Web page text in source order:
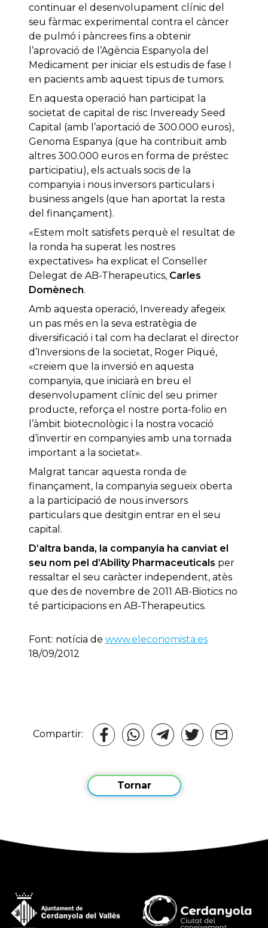
continuar el desenvolupament clínic del
seu fàrmac experimental contra el càncer
de pulmó i pàncrees fins a obtenir
l’aprovació de l’Agència Espanyola del
Medicament per iniciar els estudis de fase I
en pacients amb aquest tipus de tumors.
En aquesta operació han participat la
societat de capital de risc Inveready Seed
Capital (amb l’aportació de 300.000 euros),
Genoma Espanya (que ha contribuït amb
altres 300.000 euros en forma de préstec
participatiu), els actuals socis de la
companyia i nous inversors particulars i
business angels (que han aportat la resta
del finançament).
«Estem molt satisfets perquè el resultat de
la ronda ha superat les nostres
expectatives» ha explicat el Conseller
Delegat de AB-Therapeutics, Carles
Domènech.
Amb aquesta operació, Inveready afegeix
un pas més en la seva estratègia de
diversificació i tal com ha declarat el director
d’Inversions de la societat, Roger Piqué,
«creiem que la inversió en aquesta
companyia, que iniciarà en breu el
desenvolupament clínic del seu primer
producte, reforça el nostre porta-folio en
l’àmbit biotecnològic i la nostra vocació
d’invertir en companyies amb una tornada
important a la societat».
Malgrat tancar aquesta ronda de
finançament, la companyia segueix oberta
a la participació de nous inversors
particulars que desitgin entrar en el seu
capital.
D’altra banda, la companyia ha canviat el
seu nom pel d’Ability Pharmaceuticals per
ressaltar el seu caràcter independent, atès
que des de novembre de 2011 AB-Biotics no
té participacions en AB-Therapeutics.
Font: notícia de www.eleconomista.es
18/09/2012
Compartir:
Tornar